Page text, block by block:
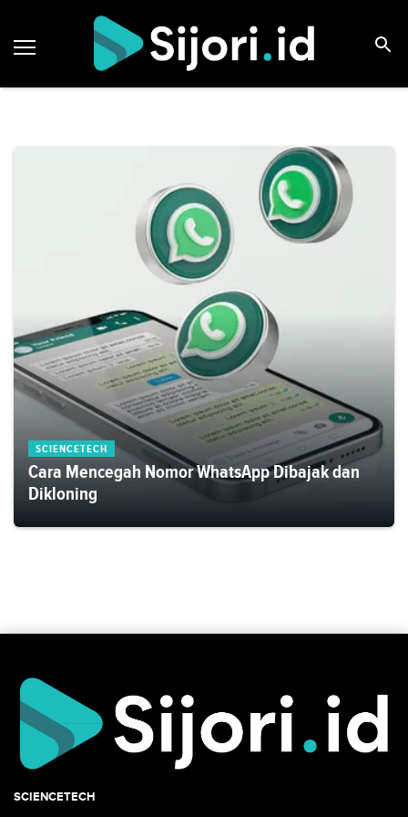
SCIENCETECH
Cara Mencegah Nomor WhatsApp Dibajak dan
Dikloning
SCIENCETECH